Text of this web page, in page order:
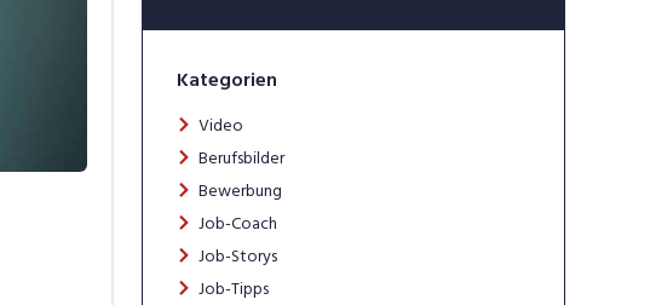
Kategorien
Video
Berufsbilder
Bewerbung
Job-Coach
Job-Storys
Job-Tipps